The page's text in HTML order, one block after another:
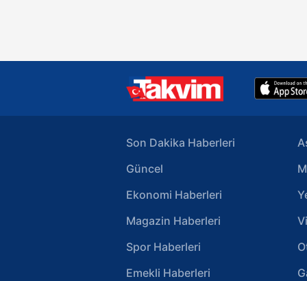
Son Dakika Haberleri
Güncel
Ekonomi Haberleri
Magazin Haberleri
Spor Haberleri
Emekli Haberleri